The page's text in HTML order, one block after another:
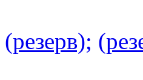
(резерв);